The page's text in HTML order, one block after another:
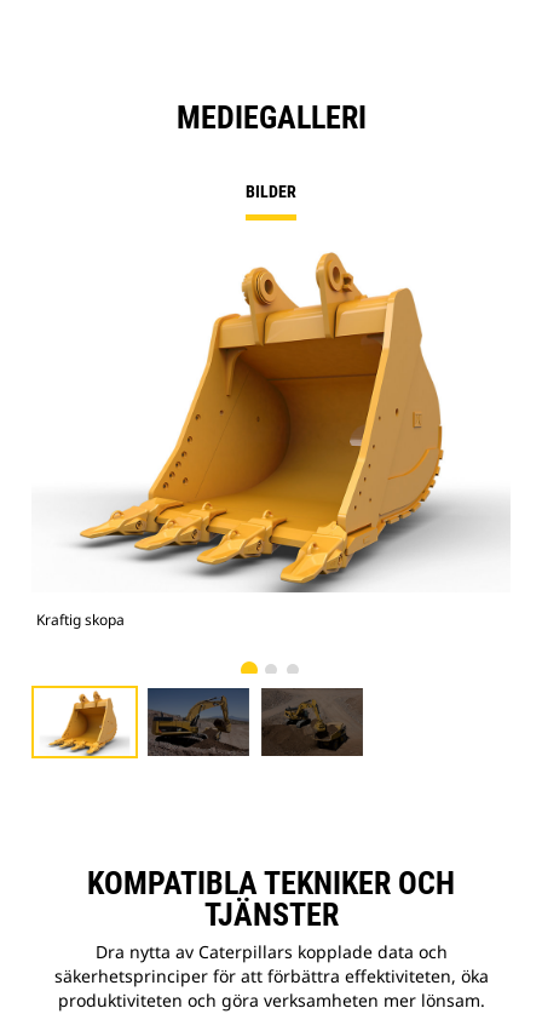
MEDIEGALLERI
BILDER
Kraftig skopa
KOMPATIBLA TEKNIKER OCH
TJÄNSTER
Dra nytta av Caterpillars kopplade data och
säkerhetsprinciper för att förbättra effektiviteten, öka
produktiviteten och göra verksamheten mer lönsam.